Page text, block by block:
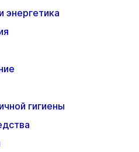
энергетика
гигиены